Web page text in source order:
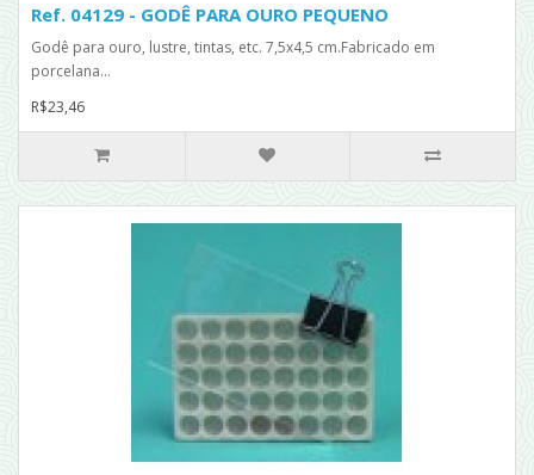
Ref. 04129 - GODÊ PARA OURO PEQUENO
Godê para ouro, lustre, tintas, etc. 7,5x4,5 cm.Fabricado em
porcelana...
R$23,46